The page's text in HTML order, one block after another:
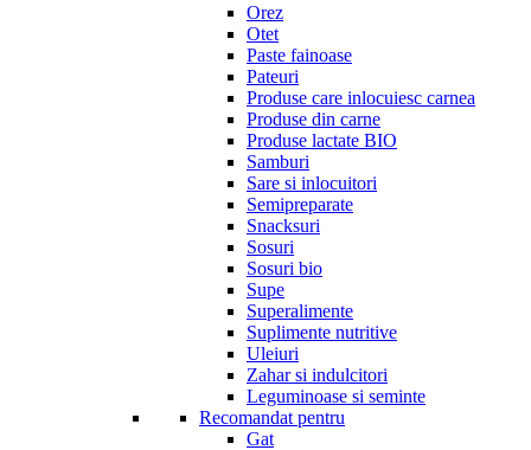
Orez
Otet
Paste fainoase
Pateuri
Produse care inlocuiesc carnea
Produse din carne
Produse lactate BIO
Samburi
Sare si inlocuitori
Semipreparate
Snacksuri
Sosuri
Sosuri bio
Supe
Superalimente
Suplimente nutritive
Uleiuri
Zahar si indulcitori
Leguminoase si seminte
Recomandat pentru
Gat